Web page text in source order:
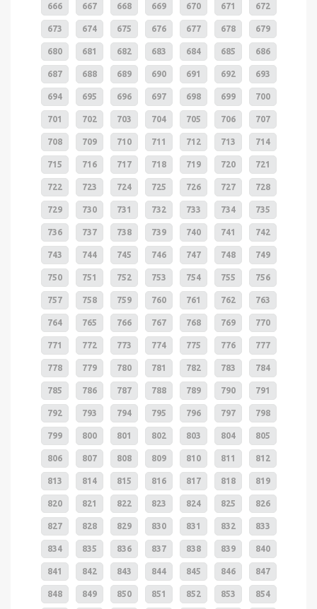
666 667 668 669 670 671 672
673 674 675 676 677 678 679
680 681 682 683 684 685 686
687 688 689 690 691 692 693
694 695 696 697 698 699 700
701 702 703 704 705 706 707
708 709 710 711 712 713 714
715 716 717 718 719 720 721
722 723 724 725 726 727 728
729 730 731 732 733 734 735
736 737 738 739 740 741 742
743 744 745 746 747 748 749
750 751 752 753 754 755 756
757 758 759 760 761 762 763
764 765 766 767 768 769 770
771 772 773 774 775 776 777
778 779 780 781 782 783 784
785 786 787 788 789 790 791
792 793 794 795 796 797 798
799 800 801 802 803 804 805
806 807 808 809 810 811 812
813 814 815 816 817 818 819
820 821 822 823 824 825 826
827 828 829 830 831 832 833
834 835 836 837 838 839 840
841 842 843 844 845 846 847
848 849 850 851 852 853 854